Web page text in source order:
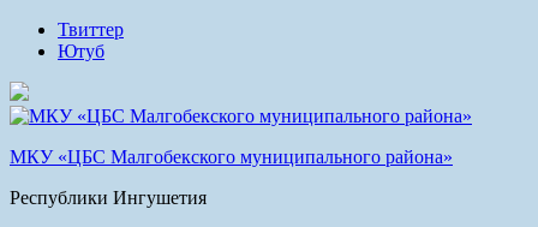
Твиттер
Ютуб
МКУ «ЦБС Малгобекского муниципального района»
Республики Ингушетия